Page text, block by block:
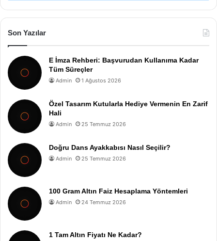
Son Yazılar
E İmza Rehberi: Başvurudan Kullanıma Kadar
Tüm Süreçler
Admin 1 Ağustos 2026
Özel Tasarım Kutularla Hediye Vermenin En Zarif
Hali
Admin 25 Temmuz 2026
Doğru Dans Ayakkabısı Nasıl Seçilir?
Admin 25 Temmuz 2026
100 Gram Altın Faiz Hesaplama Yöntemleri
Admin 24 Temmuz 2026
1 Tam Altın Fiyatı Ne Kadar?